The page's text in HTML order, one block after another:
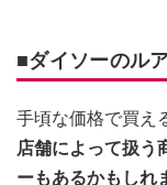
■ダイソーのル
手頃な価格で買え
店舗によって扱う
ーもあるかもしれ